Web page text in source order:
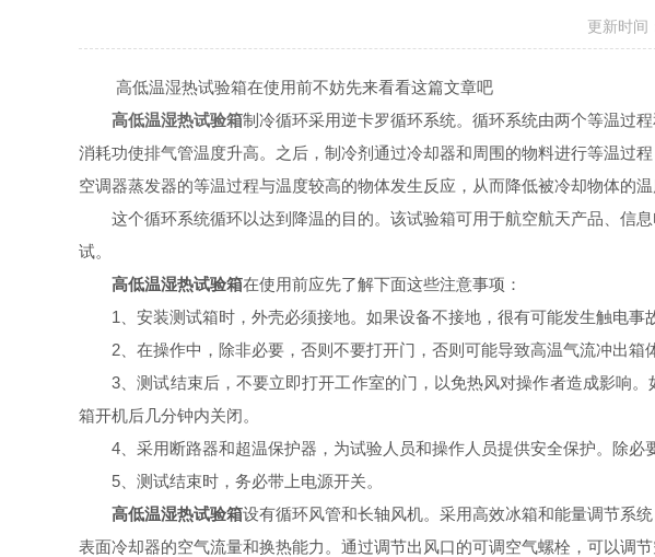
更新时
高低温湿热试验箱在使用前不妨先来看看这篇文章吧
高低温湿热试验箱制冷循环采用逆卡罗循环系统。循环系统由两个等温过
消耗功使排气管温度升高。之后，制冷剂通过冷却器和周围的物料进行等温过
空调器蒸发器的等温过程与温度较高的物体发生反应，从而降低被冷却物体的温
这个循环系统循环以达到降温的目的。该试验箱可用于航空航天产品、信息
试。
高低温湿热试验箱在使用前应先了解下面这些注意事项：
1、安装测试箱时，外壳必须接地。如果设备不接地，很有可能发生触电事
2、在操作中，除非必要，否则不要打开门，否则可能导致高温气流冲出箱
3、测试结束后，不要立即打开工作室的门，以免热风对操作者造成影响。
箱开机后几分钟内关闭。
4、采用断路器和超温保护器，为试验人员和操作人员提供安全保护。除必
5、测试结束时，务必带上电源开关。
高低温湿热试验箱设有循环风管和长轴风机。采用高效冰箱和能量调节系
表面冷却器的空气流量和换热能力。通过调节出风口的可调空气螺栓，可以调